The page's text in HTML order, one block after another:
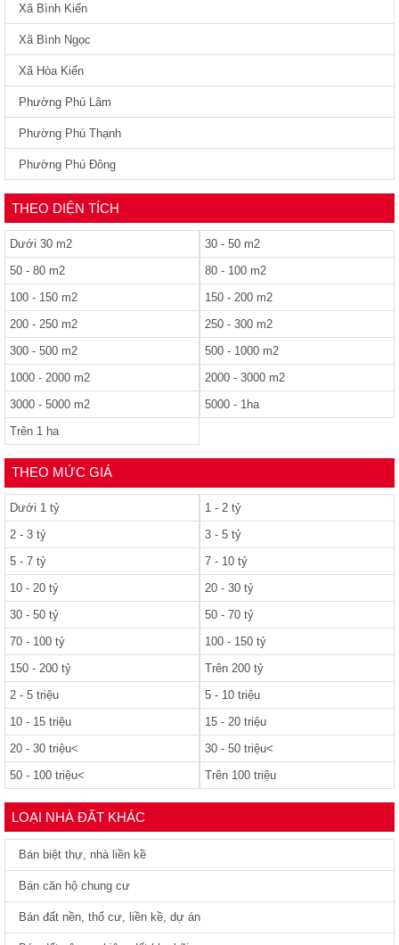
Xã Bình Kiến
Xã Bình Ngọc
Xã Hòa Kiến
Phường Phú Lâm
Phường Phú Thạnh
Phường Phú Đông
THEO DIỆN TÍCH
Dưới 30 m2
30 - 50 m2
50 - 80 m2
80 - 100 m2
100 - 150 m2
150 - 200 m2
200 - 250 m2
250 - 300 m2
300 - 500 m2
500 - 1000 m2
1000 - 2000 m2
2000 - 3000 m2
3000 - 5000 m2
5000 - 1ha
Trên 1 ha
THEO MỨC GIÁ
Dưới 1 tỷ
1 - 2 tỷ
2 - 3 tỷ
3 - 5 tỷ
5 - 7 tỷ
7 - 10 tỷ
10 - 20 tỷ
20 - 30 tỷ
30 - 50 tỷ
50 - 70 tỷ
70 - 100 tỷ
100 - 150 tỷ
150 - 200 tỷ
Trên 200 tỷ
2 - 5 triệu
5 - 10 triệu
10 - 15 triệu
15 - 20 triệu
20 - 30 triệu<
30 - 50 triệu<
50 - 100 triệu<
Trên 100 triệu
LOẠI NHÀ ĐẤT KHÁC
Bán biệt thự, nhà liền kề
Bán căn hộ chung cư
Bán đất nền, thổ cư, liền kề, dự án